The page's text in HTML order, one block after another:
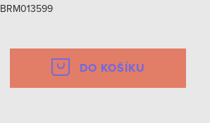
BRM013599
DO KOŠÍKU